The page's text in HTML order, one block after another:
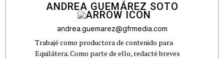
ANDREA GUEMÁREZ SOTO
andrea.guemarez@gfrmedia.com
Trabajé como productora de contenido para
Equilátera. Como parte de ello, redacté breves